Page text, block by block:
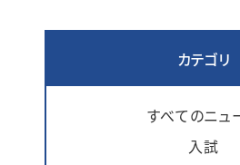
カテゴリ
すべてのニュ
入試